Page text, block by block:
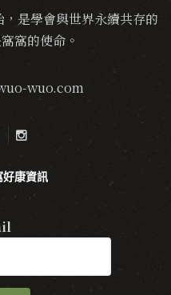
是學會與世界永續共存的
窩的使命。
wuo.com
好康資訊